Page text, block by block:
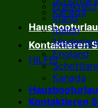
Kanada
Kontaktieren
HILFE!
Irland
Italien
England
Kanada
Kontaktieren